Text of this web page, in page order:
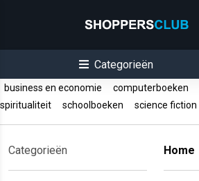
Categorieën
business en economie computerboeken
spiritualiteit
schoolboeken science fiction
Categorieën Home